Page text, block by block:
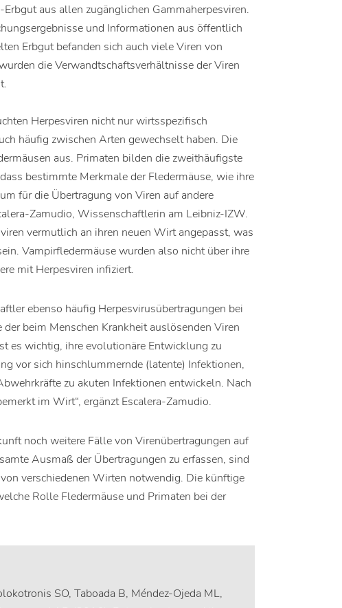
aus allen zugänglichen Gammaherpesviren.
und Informationen aus öffentlich
Erbgut befanden sich auch viele Viren von
die Verwandtschaftsverhältnisse der Viren
Herpesviren nicht nur wirtsspezifisch
häufig zwischen Arten gewechselt haben. Die
aus. Primaten bilden die zweithäufigste
bestimmte Merkmale der Fledermäuse, wie ihre
für die Übertragung von Viren auf andere
Zamudio, Wissenschaftlerin am Leibniz-IZW.
vermutlich an ihren neuen Wirt angepasst, was
Vampirfledermäuse wurden also nicht über ihre
mit Herpesviren infiziert.
ebenso häufig Herpesvirusübertragungen bei
beim Menschen Krankheit auslösenden Viren
es wichtig, ihre evolutionäre Entwicklung zu
vor sich hinschlummernde (latente) Infektionen,
zu akuten Infektionen entwickeln. Nach
im Wirt“, ergänzt Escalera-Zamudio.
noch weitere Fälle von Virenübertragungen auf
Ausmaß der Übertragungen zu erfassen, sind
verschiedenen Wirten notwendig. Die künftige
Rolle Fledermäuse und Primaten bei der
SO, Taboada B, Méndez-Ojeda ML,